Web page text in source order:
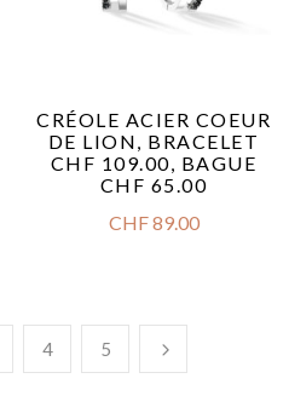
CRÉOLE ACIER COEUR
DE LION, BRACELET
CHF 109.00, BAGUE
CHF 65.00
CHF89.00
4 5